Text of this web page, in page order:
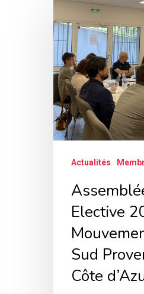
Générale
Elective
2024
du
Mouvement
Associatif
Sud
Alpes-
d’Azur
Actualités
Elective
Sud
Côte